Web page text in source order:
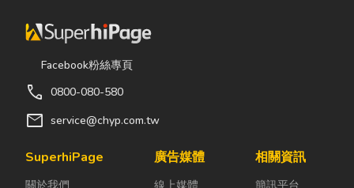
賣出股票，就
能取得資金應
急，同時保留
的獲利空間。
依承作單位不
為證券公司的
食；陽台、庭
床。潮濕陰暗
吸引白蟻、蛾
後續的行政協
Facebook粉絲專頁
call 0800-080-580
mail service@chyp.com.tw
SuperhiPage
關於我們
廣告媒體
線上媒體
相關資訊
簡訊平台